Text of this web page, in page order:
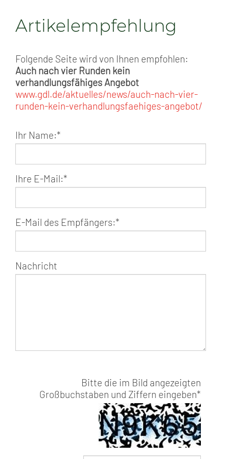
Artikelempfehlung
Folgende Seite wird von Ihnen empfohlen:
Auch nach vier Runden kein
verhandlungsfähiges Angebot
www.gdl.de/aktuelles/news/auch-nach-vier-
runden-kein-verhandlungsfaehiges-angebot/
Ihr Name:*
Ihre E-Mail:*
E-Mail des Empfängers:*
Nachricht
Bitte die im Bild angezeigten
Großbuchstaben und Ziffern eingeben*